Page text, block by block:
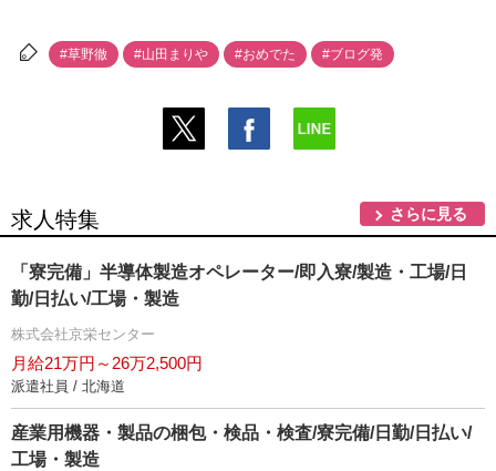
#草野徹 #山田まり #おめでた #ブログ発
求人特集 さらに見る
「寮完備」半導体製造オペレーター/即入寮/製造・工場/日
勤/日払い/工場・製造
株式会社京栄センター
月給21万円～26万2,500円
派遣社員 / 北海道
産業用機器・製品の梱包・検品・検査/寮完備/日勤/日払い/
工場・製造